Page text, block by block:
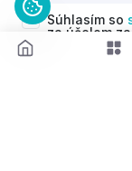
Súhlasím so
za účelom
Nariadenia